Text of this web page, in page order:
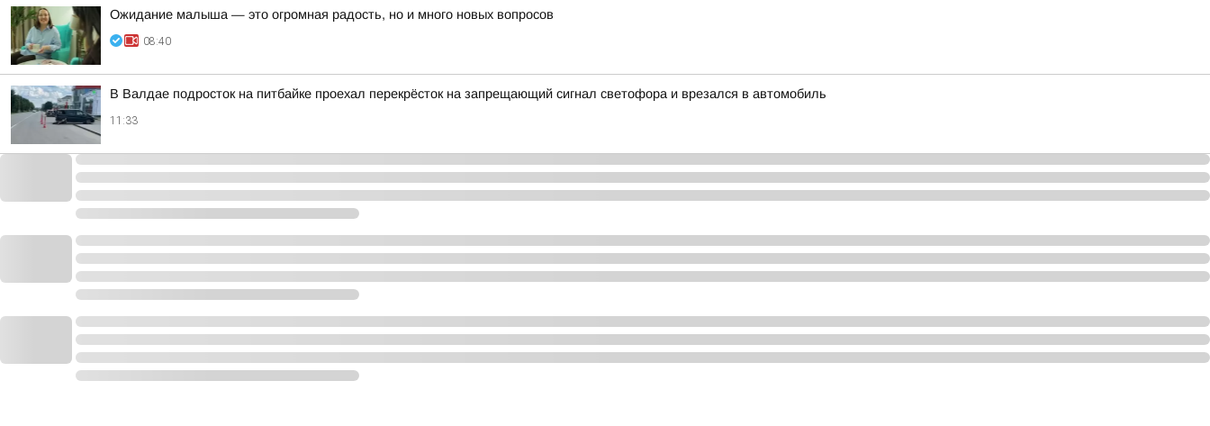
Ожидание малыша — это огромная радость, но и много новых вопросов
08:40
В Валдае подросток на питбайке проехал перекрёсток на запрещающий сигнал светофора и врезался в автомобиль
11:33